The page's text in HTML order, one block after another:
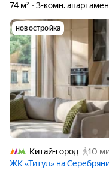
74 м² 3-комн.
новостройка
Китай-город
10
ЖК «Титул» на